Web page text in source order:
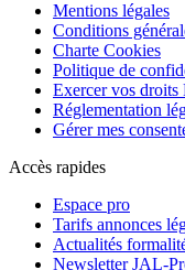
Mentions légales
Conditions
Charte Cookies
Politique de
Exercer vos droits
Réglementation
Gérer mes
Accès rapides
Espace pro
Tarifs annonces
Actualités
Newsletter JAL-